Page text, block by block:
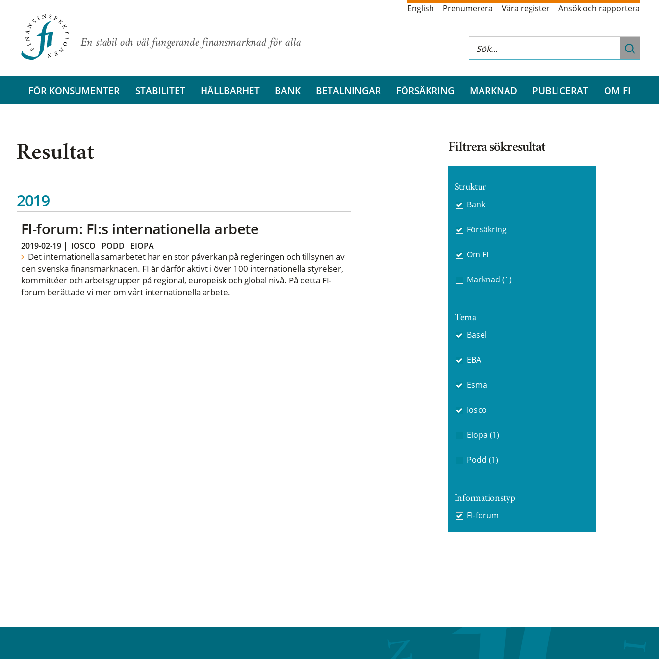
En stabil och väl fungerande finansmarknad för alla
English Prenumerera Våra register Ansök och rapportera
FÖR KONSUMENTER STABILITET HÅLLBARHET BANK BETALNINGAR FÖRSÄKRING MARKNAD PUBLICERAT OM FI
Resultat
2019
FI-forum: FI:s internationella arbete
2019-02-19| IOSCO PODD EIOPA
Det internationella samarbetet har en stor påverkan på regleringen och tillsynen av
den svenska finansmarknaden. FI är därför aktivt i över 100 internationella styrelser,
kommittéer och arbetsgrupper på regional, europeisk och global nivå. På detta FI-
forum berättade vi mer om vårt internationella arbete.
Filtrera sökresultat
Struktur
Bank
Försäkring
Om FI
Marknad (1)
Tema
Basel
EBA
Esma
Iosco
Eiopa (1)
Podd (1)
Informationstyp
FI-forum